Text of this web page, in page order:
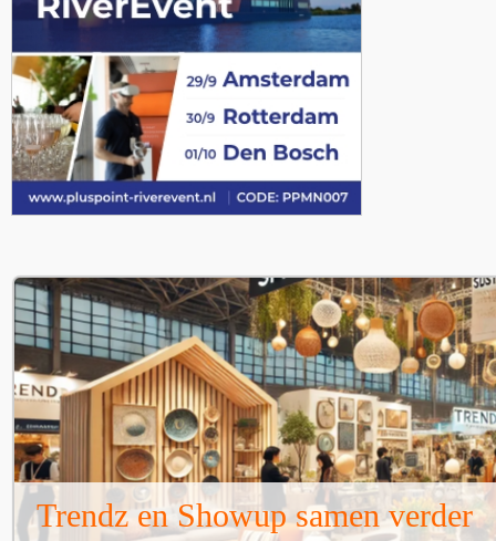
Trendz en Showup samen verder